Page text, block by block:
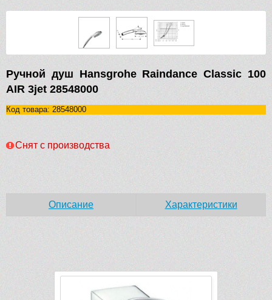
Ручной душ Hansgrohe Raindance Classic 100
AIR 3jet 28548000
Код товара: 28548000
Снят с производства
Описание Характеристики